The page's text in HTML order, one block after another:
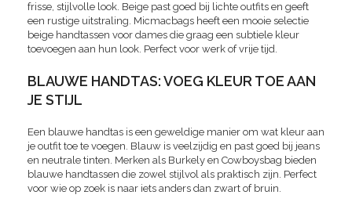
frisse, stijlvolle look. Beige past goed bij lichte outfits en geeft
een rustige uitstraling. Micmacbags heeft een mooie selectie
beige handtassen voor dames die graag een subtiele kleur
toevoegen aan hun look. Perfect voor werk of vrije tijd.
BLAUWE HANDTAS: VOEG KLEUR TOE AAN
JE STIJL
Een blauwe handtas is een geweldige manier om wat kleur aan
je outfit toe te voegen. Blauw is veelzijdig en past goed bij jeans
en neutrale tinten. Merken als Burkely en Cowboysbag bieden
blauwe handtassen die zowel stijlvol als praktisch zijn. Perfect
voor wie op zoek is naar iets anders dan zwart of bruin.